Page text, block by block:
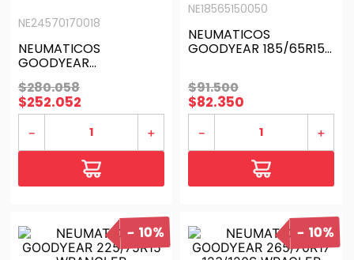
NE24570170018
NEUMATICOS
GOODYEAR
LT245/70R17 WRL
DURATRAC 119QE
$280.058
$252.052
＋
－
NE18565150050
NEUMATICOS
GOODYEAR 185/65R15
$91.500
$82.350
＋
－
10% 10%